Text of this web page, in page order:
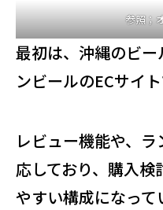
参照；
最初は、沖縄のビ
ンビールのECサイト
レビュー機能や、
応しており、購入
やすい構成になって